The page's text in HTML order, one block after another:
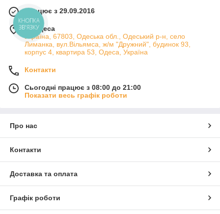
Працює з 29.09.2016
м. Одеса
Україна, 67803, Одеська обл., Одеський р-н, село
Лиманка, вул.Вільямса, ж/м "Дружний", будинок 93,
корпус 4, квартира 53, Одеса, Україна
Контакти
Сьогодні працює з 08:00 до 21:00
Показати весь графік роботи
Про нас
Контакти
Доставка та оплата
Графік роботи
КНОПКА
ЗВ'ЯЗКУ